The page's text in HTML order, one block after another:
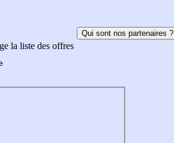
la liste des offres
Qui sont nos partenaires ?